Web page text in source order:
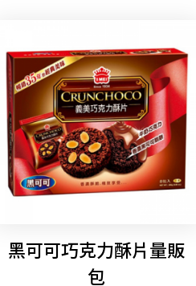
黑可可巧克力酥片量販
包